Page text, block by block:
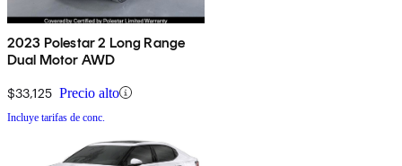
2023 Polestar 2 Long Range
Dual Motor AWD
$33,125 Precio alto
Incluye tarifas de conc.